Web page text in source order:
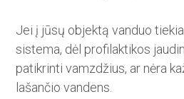
Jei į jūsų objektą vanduo
sistema, dėl profilaktikos
patikrinti vamzdžius, ar nėra
lašančio vandens.